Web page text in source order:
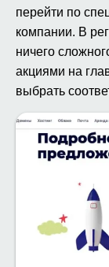
перейти по
компании. В
ничего
акциями на
выбрать